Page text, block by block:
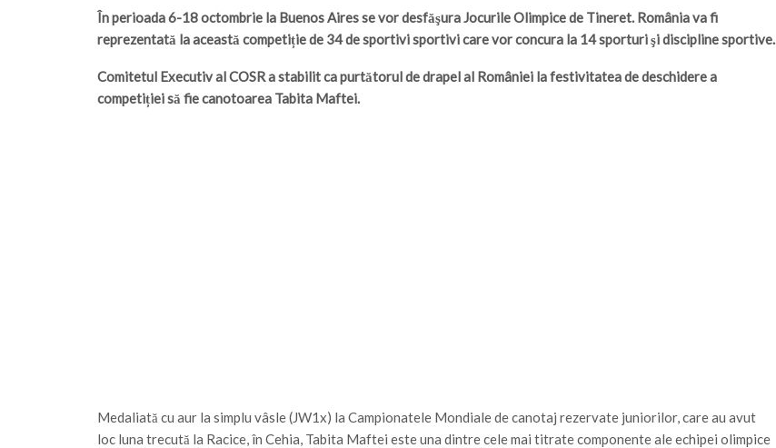
În perioada 6-18 octombrie la Buenos Aires se vor desfăşura Jocurile Olimpice de Tineret. România va fi
reprezentată la această competiție de 34 de sportivi sportivi care vor concura la 14 sporturi şi discipline sportive.
Comitetul Executiv al COSR a stabilit ca purtătorul de drapel al României la festivitatea de deschidere a
competiției să fie canotoarea Tabita Maftei.
Medaliată cu aur la simplu vâsle (JW1x) la Campionatele Mondiale de canotaj rezervate juniorilor, care au avut
loc luna trecută la Racice, în Cehia, Tabita Maftei este una dintre cele mai titrate componente ale echipei olimpice